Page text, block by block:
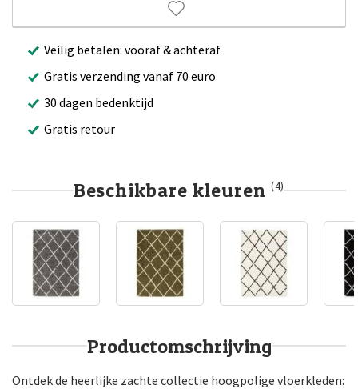
Veilig betalen: vooraf & achteraf
Gratis verzending vanaf 70 euro
30 dagen bedenktijd
Gratis retour
Beschikbare kleuren (4)
Productomschrijving
Ontdek de heerlijke zachte collectie hoogpolige vloerkleden: